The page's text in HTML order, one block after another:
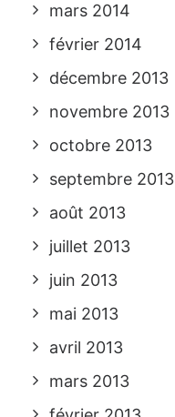
mars 2014
février 2014
décembre 2013
novembre 2013
octobre 2013
septembre 2013
août 2013
juillet 2013
juin 2013
mai 2013
avril 2013
mars 2013